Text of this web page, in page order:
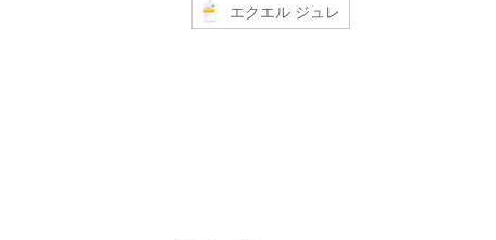
エクエル ジュレ